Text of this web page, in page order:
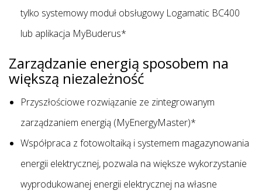
tylko systemowy moduł obsługowy Logamatic BC400
lub aplikacja MyBuderus*
Zarządzanie energią sposobem na
większą niezależność
Przyszłościowe rozwiązanie ze zintegrowanym
zarządzaniem energią (MyEnergyMaster)*
Współpraca z fotowoltaiką i systemem magazynowania
energii elektrycznej, pozwala na większe wykorzystanie
wyprodukowanej energii elektrycznej na własne